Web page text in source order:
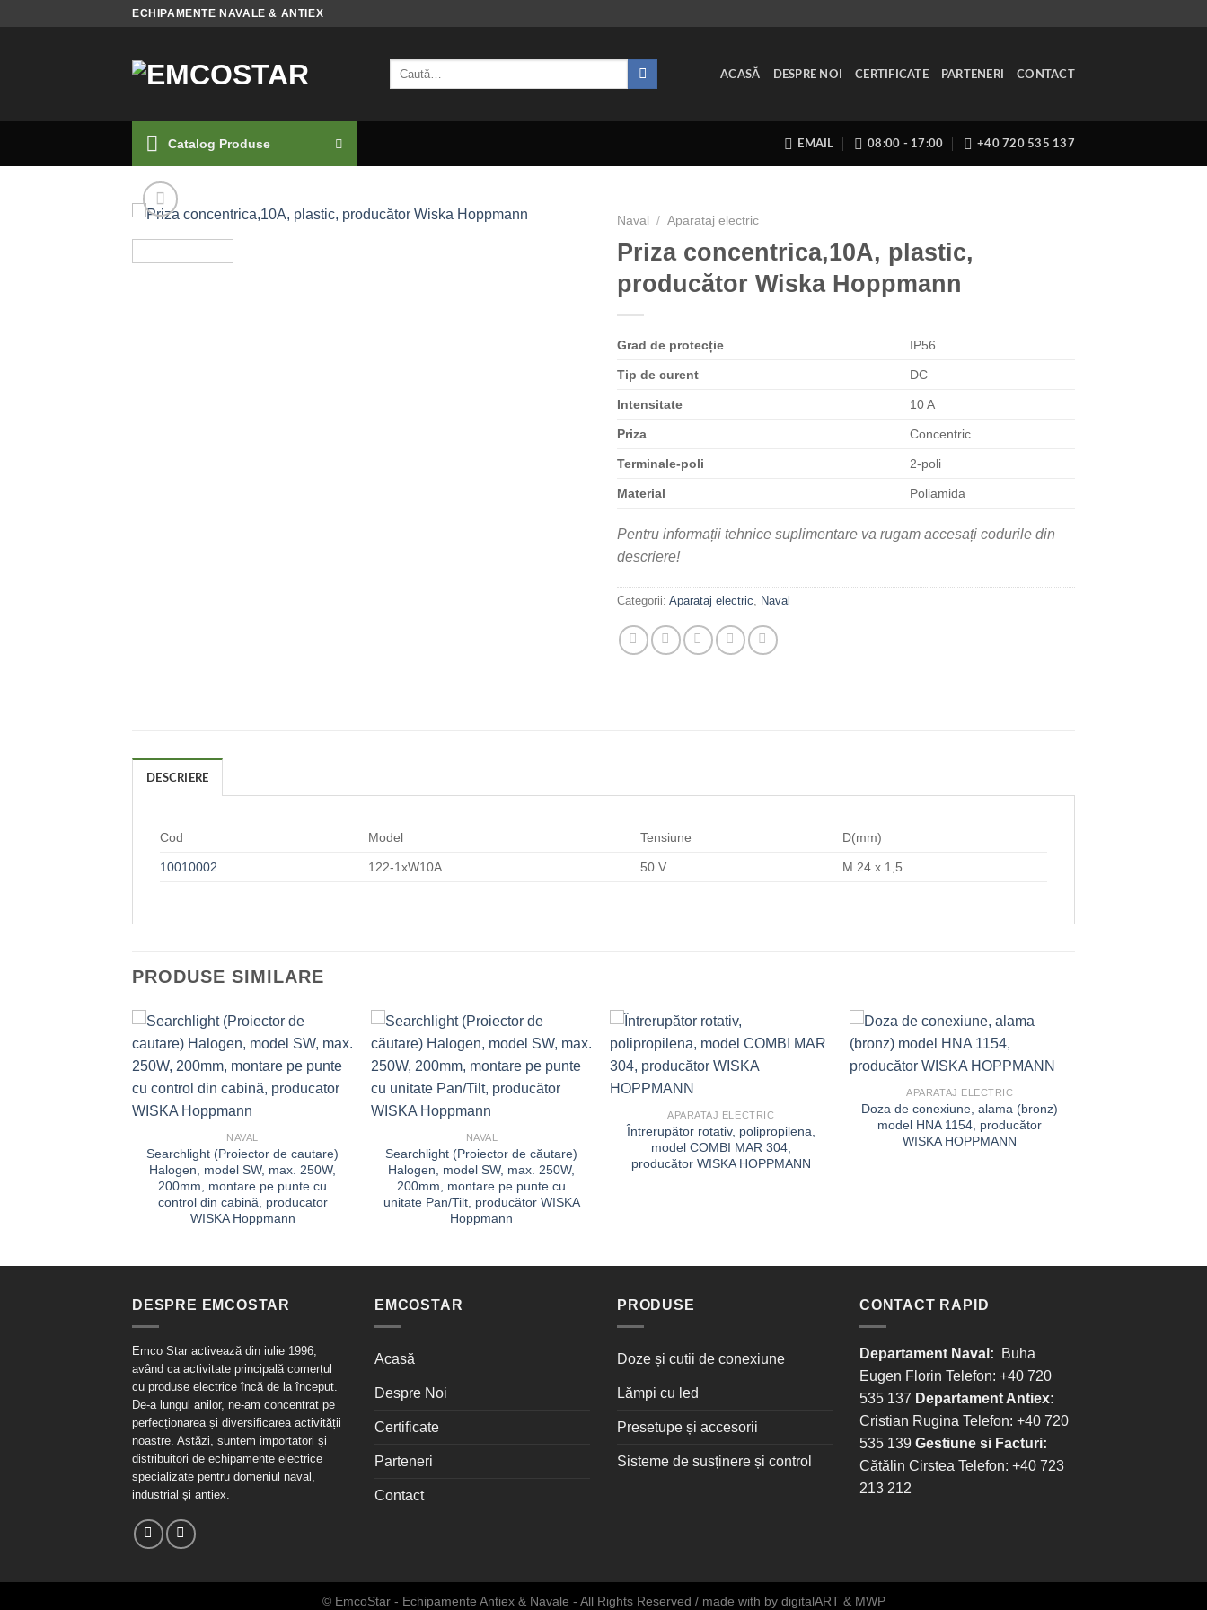
ECHIPAMENTE NAVALE & ANTIEX
Caută
ACASĂ DESPRE NOI CERTIFICATE PARTENERI CONTACT
Catalog Produse EMAIL 08:00 - 17:00 +40 720 535 137
Naval / Aparataj electric
Priza concentrica,10A, plastic,
producător Wiska Hoppmann
Grad de protecție IP56
Tip de curent DC
Intensitate 10 A
Priza Concentric
Terminale-poli 2-poli
Material Poliamida
Pentru informații tehnice suplimentare va rugam accesați codurile din
descriere!
Categorii: Aparataj electric Naval
DESCRIERE
Cod Model Tensiune D(mm)
10010002 122-1xW10A 50 V M 24 x 1,5
PRODUSE SIMILARE
NAVAL
Searchlight (Proiector de cautare)
Halogen, model SW, max. 250W,
200mm, montare pe punte cu
control din cabină, producator
WISKA Hoppmann
NAVAL
Searchlight (Proiector de căutare)
Halogen, model SW, max. 250W,
200mm, montare pe punte cu
unitate Pan/Tilt, producător WISKA
Hoppmann
APARATAJ ELECTRIC
Întrerupător rotativ, polipropilena,
model COMBI MAR 304,
producător WISKA HOPPMANN
APARATAJ ELECTRIC
Doza de conexiune, alama (bronz)
model HNA 1154, producător
WISKA HOPPMANN
DESPRE EMCOSTAR
Emco Star activează din iulie 1996,
având ca activitate principală comerțul
cu produse electrice încă de la început.
De-a lungul anilor, ne-am concentrat pe
perfecționarea și diversificarea activității
noastre. Astăzi, suntem importatori și
distribuitori de echipamente electrice
specializate pentru domeniul naval,
industrial și antiex.
EMCOSTAR
Acasă
Despre Noi
Certificate
Parteneri
Contact
PRODUSE
Doze și cutii de conexiune
Lămpi cu led
Presetupe și accesorii
Sisteme de susținere și control
CONTACT RAPID
Departament Naval:
Buha
Eugen Florin Telefon: +40 720
535 137 Departament Antiex:
Cristian Rugina Telefon: +40 720
535 139 Gestiune si Facturi:
Cătălin Cirstea Telefon: +40 723
213 212
© EmcoStar - Echipamente Antiex & Navale - All Rights Reserved / made with by digitalART& MWP